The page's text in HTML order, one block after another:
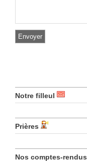
Notre filleul
Prières
Nos comptes-rendus